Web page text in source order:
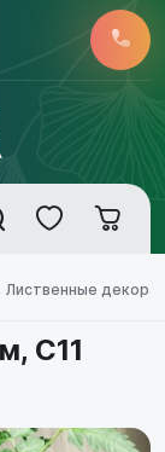
Лиственные
С11